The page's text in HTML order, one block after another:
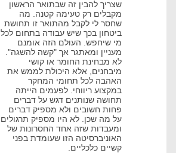
שצריך להבין זה שבתואר הראשון
מקבלים רק טעימה קטנה. מה
שחסר לי לקבל מהתואר זו תחושת
ביטחון בכך שיש עבודה בתחום לכל
מי שיחפש. העולם הזה אומנם
מעניין ומאתגר אך "קשה להשגה".
לא מבחינת החומר או קושי
מיבחנים, אלא היכולת לממש את
האהבה לכל תחומי המחקר
במקצוע ריווחי. לפעמים הייתה
תחושה שנותנים דגש על דברים
פחות חשובים ולא מספיק דברים
על מה שכן. לא היו מספיק תרגולים
ומעבדות שזה אחד החסרונות של
האוניברסיטה הזו שעומדת בפני
קשיים כלכליים.